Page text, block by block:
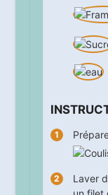
Laver